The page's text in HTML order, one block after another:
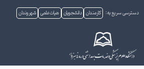
دسترسی سریع به: کارمندان دانشجویان هیات علمی شهروندان